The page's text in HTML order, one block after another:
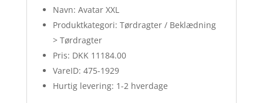
Navn: Avatar XXL
Produktkategori: Tørdragter / Beklædning
> Tørdragter
Pris: DKK 11184.00
VareID: 475-1929
Hurtig levering: 1-2 hverdage